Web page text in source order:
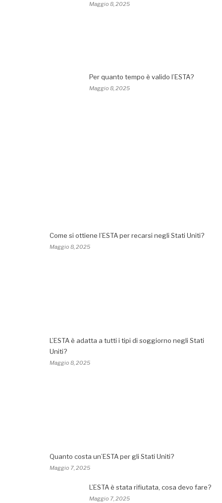
Maggio 8, 2025
Per quanto tempo è valido l’ESTA?
Maggio 8, 2025
Come si ottiene l’ESTA per recarsi negli Stati Uniti?
Maggio 8, 2025
L’ESTA è adatta a tutti i tipi di soggiorno negli Stati
Uniti?
Maggio 8, 2025
Quanto costa un’ESTA per gli Stati Uniti?
Maggio 7, 2025
L’ESTA è stata rifiutata, cosa devo fare?
Maggio 7, 2025